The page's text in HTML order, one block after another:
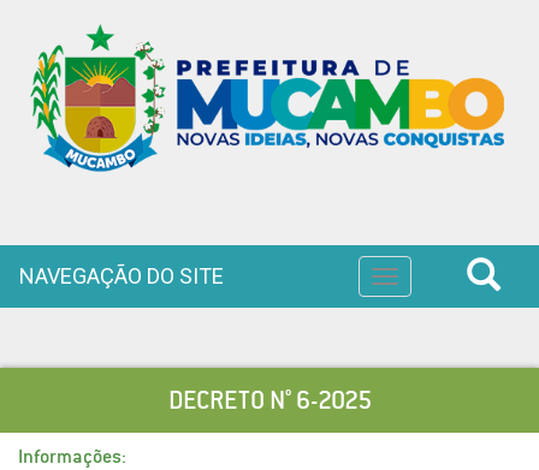
Toggle
navigation
NAVEGAÇÃO DO SITE
DECRETO N° 6-2025
Informações: